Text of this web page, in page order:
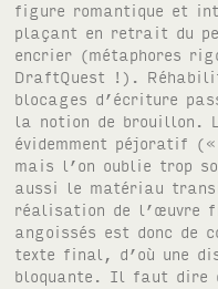
figure romantique et
plaçant en retrait du
encrier (métaphores
DraftQuest !).
blocages d’écriture
la notion de brouillon.
évidemment péjoratif
mais l’on oublie trop
aussi le matériau
réalisation de l’œuvre
angoissés est donc de
texte final, d’où une
bloquante. Il faut dire